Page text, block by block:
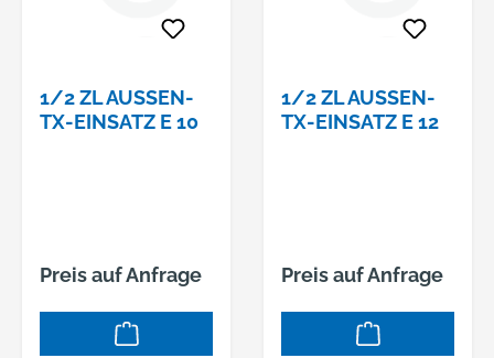
1/2 ZL AUSSEN-T
X-EINSATZ E 10
Preis auf Anfrage
1/2 ZL AUSSEN-T
X-EINSATZ E 12
Preis auf Anfrage